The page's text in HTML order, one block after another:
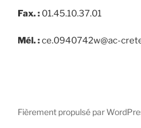
Fax. : 01.45.10.37.01
Mél. :ce.0940742w@ac-
Fièrement propulsé par